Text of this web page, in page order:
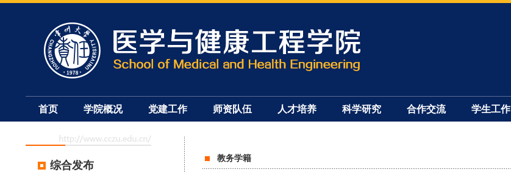
首页 学院概况 党建工作 师资队伍 人才培养 科学研究 合作交流 学生工作
综合发布
教务学籍